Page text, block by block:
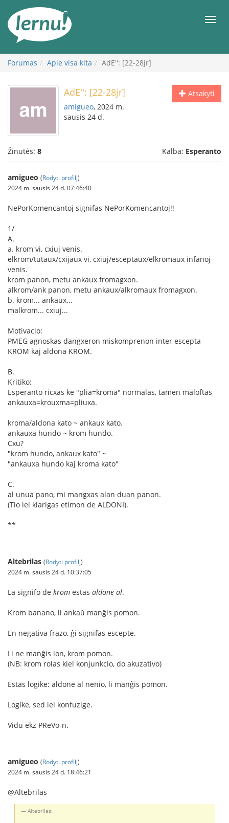
turinį
Forumas Apie visa kita AdE'': [22-28jr]
Atsakyti
AdE'': [22-28jr]
amigueo, 2024 m.
sausis 24 d.
Žinutės: 8 Kalba: Esperanto
amigueo (Rodyti profilį)
2024 m. sausis 24 d. 07:46:40
NePorKomencantoj signifas NePorKomencantoj!!
1/
A.
a. krom vi, cxiuj venis.
elkrom/tutaux/cxijaux vi, cxiuj/esceptaux/elkromaux infanoj
venis.
krom panon, metu ankaux fromagxon.
alkrom/ank panon, metu ankaux/alkromaux fromagxon.
b. krom... ankaux...
malkrom... cxiuj...
Motivacio:
PMEG agnoskas dangxeron miskomprenon inter escepta
KROM kaj aldona KROM.
B.
Kritiko:
Esperanto ricxas ke "plia=kroma" normalas, tamen maloftas
ankauxa=krouxma=pliuxa.
kroma/aldona kato ~ ankaux kato.
ankauxa hundo ~ krom hundo.
Cxu?
"krom hundo, ankaux kato" ~
"ankauxa hundo kaj kroma kato"
C.
al unua pano, mi mangxas alan duan panon.
(Tio iel klarigas etimon de ALDONI).
**
Altebrilas (Rodyti profilį)
2024 m. sausis 24 d. 10:37:05
La signifo de krom estas aldone al.
Krom banano, li ankaŭ manĝis pomon.
En negativa frazo, ĝi signifas escepte.
Li ne manĝis ion, krom pomon.
(NB: krom rolas kiel konjunkcio, do akuzativo)
Estas logike: aldone al nenio, li manĝis pomon.
Logike, sed iel konfuzige.
Vidu ekz PReVo-n.
amigueo (Rodyti profilį)
2024 m. sausis 24 d. 18:46:21
@Altebrilas
Altebrilas: